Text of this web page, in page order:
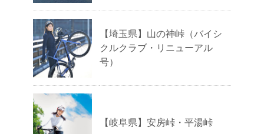
【埼玉県】山の神峠（バイシ
クルクラブ・リニューアル
号）
【岐阜県】安房峠・平湯峠